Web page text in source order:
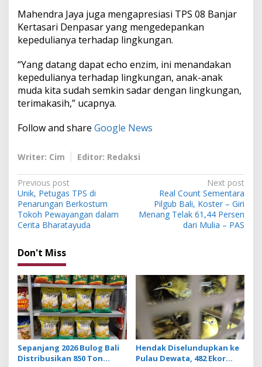
Mahendra Jaya juga mengapresiasi TPS 08 Banjar
Kertasari Denpasar yang mengedepankan
kepedulianya terhadap lingkungan.
“Yang datang dapat echo enzim, ini menandakan
kepedulianya terhadap lingkungan, anak-anak
muda kita sudah semkin sadar dengan lingkungan,
terimakasih,” ucapnya.
Follow and share Google News
Writer: Cim Editor: Redaksi
P
o
s
t
n
a
v
i
g
a
t
Previous post
Unik, Petugas TPS di
Penarungan Berkostum
Tokoh Pewayangan dalam
Cerita Bharatayuda
Next post
Real Count Sementara
Pilgub Bali, Koster – Giri
Menang Telak 61,44 Persen
dari Mulia – PAS
Don't Miss
Sepanjang 2026 Bulog Bali
Distribusikan 850 Ton
Hendak Diselundupkan ke
Pulau Dewata, 482 Ekor